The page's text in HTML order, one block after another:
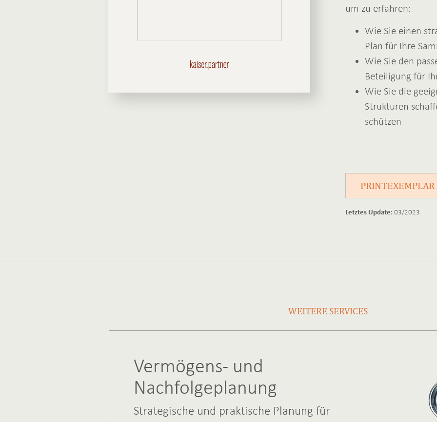
um zu erfahren:
Wie Sie einen
Plan für Ihre
Wie Sie den
Beteiligung für
Wie Sie die
Strukturen
schützen
Letztes Update: 03/2023
WEITERE SERVICES
Vermögens- und
Nachfolgeplanung
Strategische und praktische Planung für